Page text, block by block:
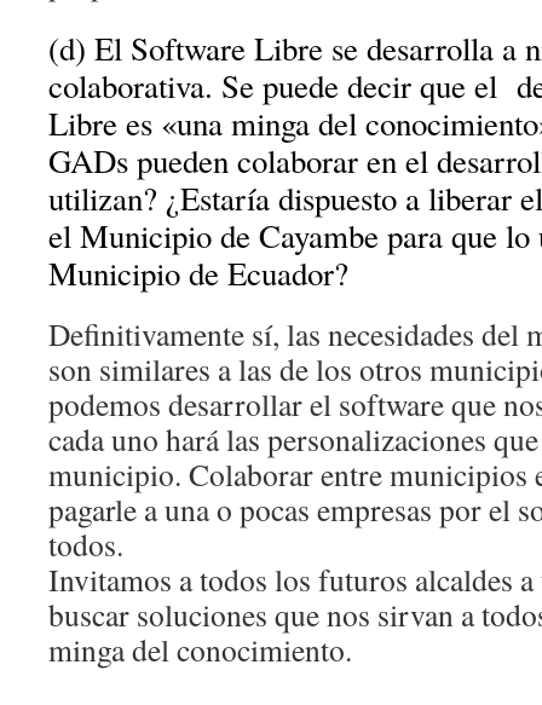
(d) El Software Libre se desarrolla a
colaborativa. Se puede decir que el
Libre es «una minga del
GADs pueden colaborar en el
utilizan? ¿Estaría dispuesto a liberar
el Municipio de Cayambe para que lo
Municipio de Ecuador?
Definitivamente sí, las necesidades del
son similares a las de los otros
podemos desarrollar el software que
cada uno hará las personalizaciones
municipio. Colaborar entre municipios
pagarle a una o pocas empresas por el
todos.
Invitamos a todos los futuros alcaldes
buscar soluciones que nos sirvan a
minga del conocimiento.